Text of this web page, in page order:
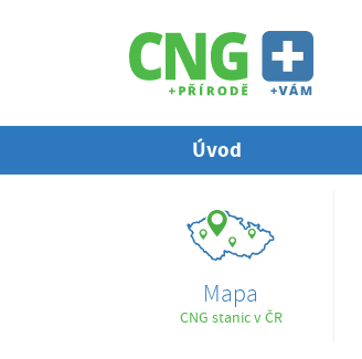
Úvod
Mapa
CNG stanic v ČR